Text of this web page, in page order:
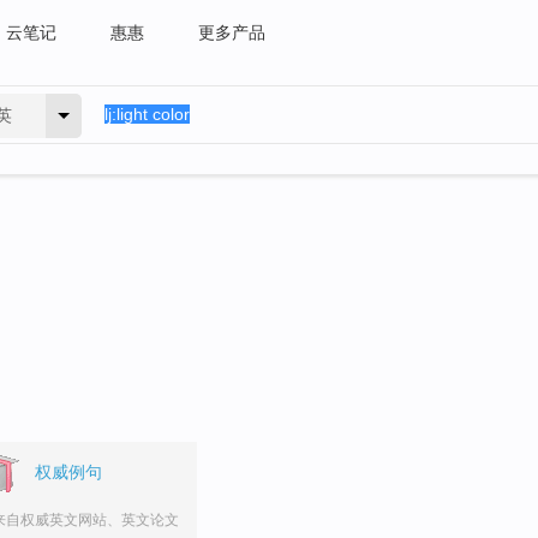
云笔记 惠惠 更多产品
权威例句
自权威英文网站、英文论文